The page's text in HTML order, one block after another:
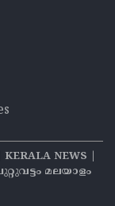
NEWS |
മലയാളം